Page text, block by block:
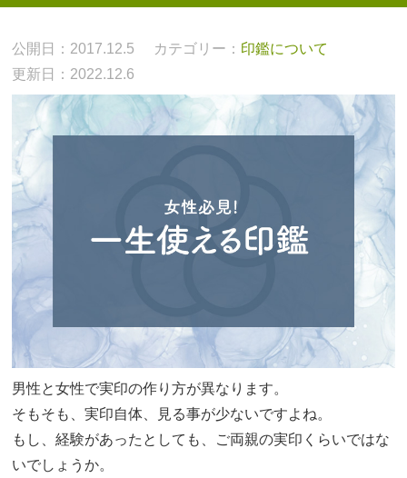
公開日：2017.12.5 カテゴリー： 印鑑について
更新日：2022.12.6
男性と女性で実印の作り方が異なります。
そもそも、実印自体、見る事が少ないですよね。
もし、経験があったとしても、ご両親の実印くらいではな
いでしょうか。